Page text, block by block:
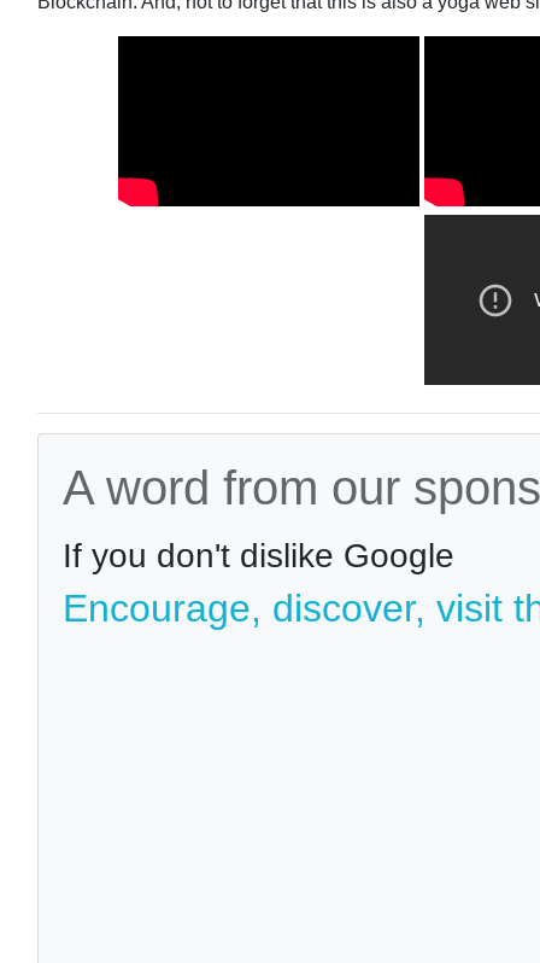
A word from our
If you don't dislike Google
Encourage, discover, visit